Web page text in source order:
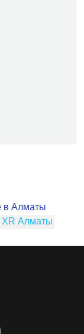
в Алматы
XR Алматы